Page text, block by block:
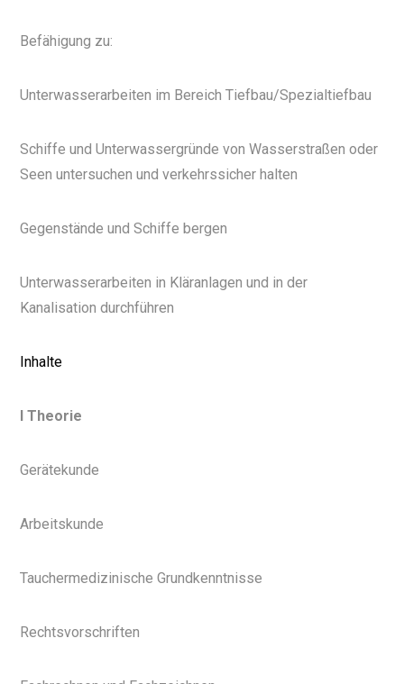
Befähigung zu:
Unterwasserarbeiten im Bereich Tiefbau/Spezialtiefbau
Schiffe und Unterwassergründe von Wasserstraßen oder
Seen untersuchen und verkehrssicher halten
Gegenstände und Schiffe bergen
Unterwasserarbeiten in Kläranlagen und in der
Kanalisation durchführen
Inhalte
I Theorie
Gerätekunde
Arbeitskunde
Tauchermedizinische Grundkenntnisse
Rechtsvorschriften